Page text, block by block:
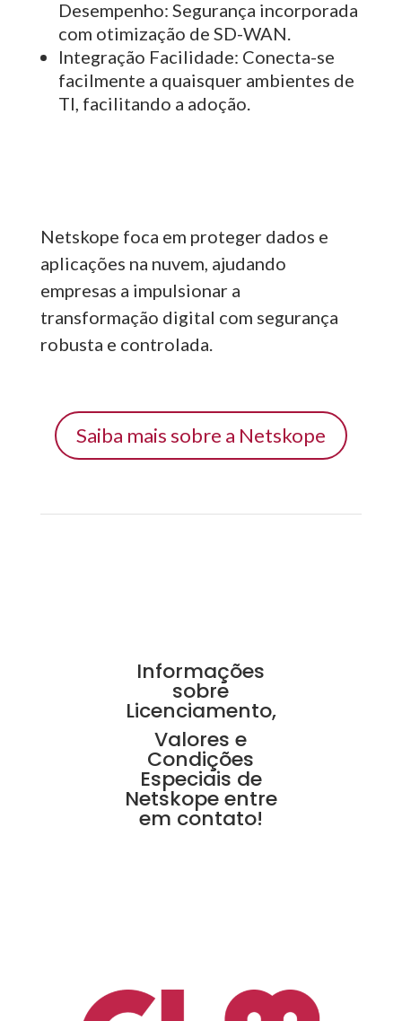
Desempenho: Segurança incorporada
com otimização de SD-WAN.
Integração Facilidade: Conecta-se
facilmente a quaisquer ambientes de
TI, facilitando a adoção.
Netskope foca em proteger dados e
aplicações na nuvem, ajudando
empresas a impulsionar a
transformação digital com segurança
robusta e controlada.
Saiba mais sobre a Netskope
Informações
sobre
Licenciamento,
Valores e
Condições
Especiais de
Netskope entre
em contato!